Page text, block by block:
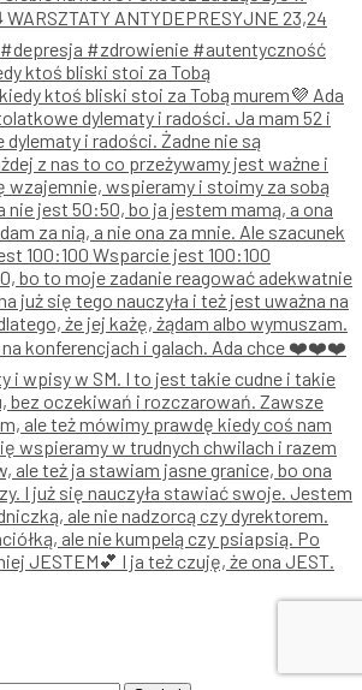
ktoś bliski stoi za Tobą